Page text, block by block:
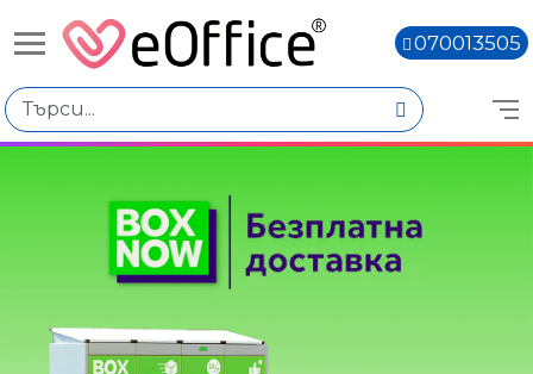
070013505
Избери по
Цена
€0.00 - €10.00
€20.02 - €30.01
€30.03 - €40.02
€40.04 - €50.03